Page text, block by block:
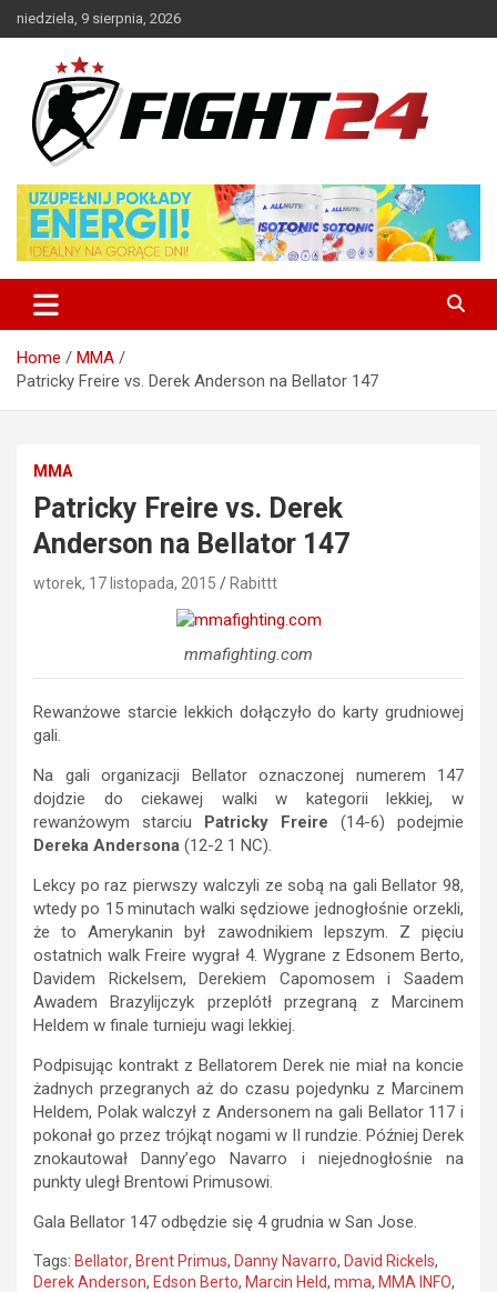
Skip
to
niedziela, 9 sierpnia, 2026
FIGHT24.PL – MMA i K-1, UFC
Home
MMA
Patricky Freire vs. Derek Anderson na Bellator 147
MMA
Patricky Freire vs. Derek
Anderson na Bellator 147
wtorek, 17 listopada, 2015 Rabittt
mmafighting.com
Rewanżowe starcie lekkich dołączyło do karty grudniowej
gali.
Na gali organizacji Bellator oznaczonej numerem 147
dojdzie do ciekawej walki w kategorii lekkiej, w
rewanżowym starciu Patricky Freire (14-6) podejmie
Dereka Andersona (12-2 1 NC).
Lekcy po raz pierwszy walczyli ze sobą na gali Bellator 98,
wtedy po 15 minutach walki sędziowe jednogłośnie orzekli,
że to Amerykanin był zawodnikiem lepszym. Z pięciu
ostatnich walk Freire wygrał 4. Wygrane z Edsonem Berto,
Davidem Rickelsem, Derekiem Capomosem i Saadem
Awadem Brazylijczyk przeplótł przegraną z Marcinem
Heldem w finale turnieju wagi lekkiej.
Podpisując kontrakt z Bellatorem Derek nie miał na koncie
żadnych przegranych aż do czasu pojedynku z Marcinem
Heldem, Polak walczył z Andersonem na gali Bellator 117 i
pokonał go przez trójkąt nogami w II rundzie. Później Derek
znokautował Danny’ego Navarro i niejednogłośnie na
punkty uległ Brentowi Primusowi.
Gala Bellator 147 odbędzie się 4 grudnia w San Jose.
Tags: Bellator, Brent Primus, Danny Navarro, David Rickels,
Derek Anderson, Edson Berto, Marcin Held, mma, MMA INFO,